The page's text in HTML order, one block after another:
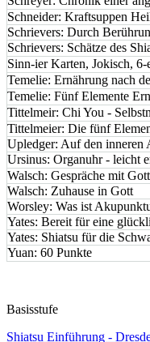
Schneider: Kraftsuppen
Schrievers: Durch
Schrievers: Schätze des
Sinn-ier Karten, Jokisch,
Temelie: Ernährung nach
Temelie: Fünf Elemente
Tittelmeir: Chi You -
Tittelmeier: Die fünf
Upledger: Auf den inneren
Ursinus: Organuhr - leicht
Walsch: Gespräche mit Gott
Walsch: Zuhause in Gott
Worsley: Was ist
Yates: Bereit für eine
Yates: Shiatsu für die
Yuan: 60 Punkte
Basisstufe
Shiatsu Einführung -